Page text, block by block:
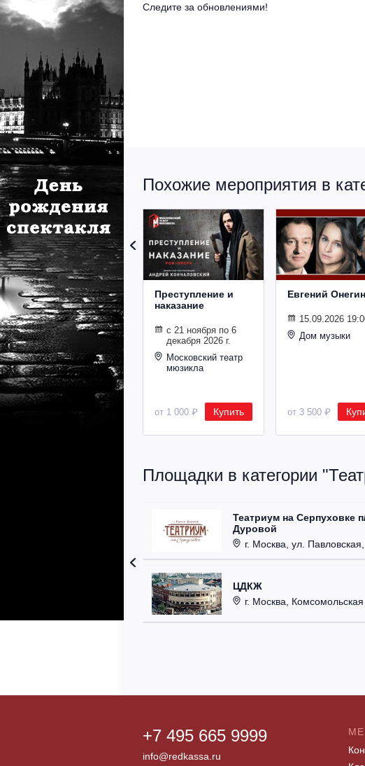
Следите за обновлениями!
Похожие мероприятия в
Преступление и
наказание
с 21 ноября по 6
декабря 2026 г.
Московский театр
мюзикла
от 1 000 ₽ Купить
Евгений Онегин
15.09.2026
Дом музыки
от 3 500 ₽
Площадки в категории
Театриум на Серпуховке
Дуровой
г. Москва, ул.
ЦДКЖ
г. Москва,
+7 495 665 9999
info@redkassa.ru